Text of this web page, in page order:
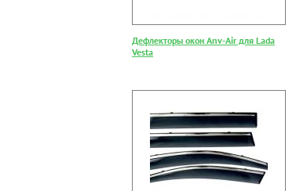
Дефлекторы окон Anv-Air для Lada
Vesta